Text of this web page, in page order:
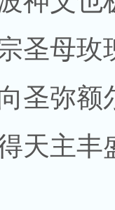
圣母玫
圣弥额
天主丰